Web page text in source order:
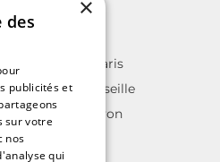
Interkab
sur Paris
sur Marseille
sur Lyon
×
des
publicités et
sur votre
nos
qui